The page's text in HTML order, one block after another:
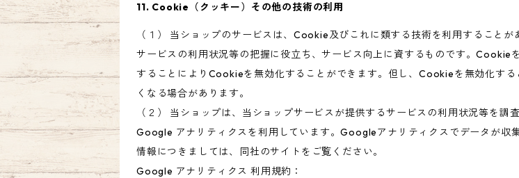
11. Cookie（クッキー）その他の技術の利用
（１） 当ショップのサービスは、Cookie及びこれに類する技術を利用すること
サービスの利用状況等の把握に役立ち、サービス向上に資するものです。Cookie
することによりCookieを無効化することができます。但し、Cookieを無効化す
くなる場合があります。
（２） 当ショップは、当ショップサービスが提供するサービスの利用状況等を
Google アナリティクスを利用しています。Googleアナリティクスでデータが収
情報につきましては、同社のサイトをご覧ください。
Google アナリティクス 利用規約：